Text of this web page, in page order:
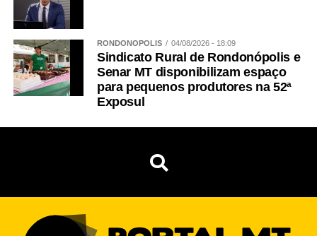
RONDONÓPOLIS 04/08/2026 - 18:09
Sindicato Rural de Rondonópolis e
Senar MT disponibilizam espaço
para pequenos produtores na 52ª
Exposul